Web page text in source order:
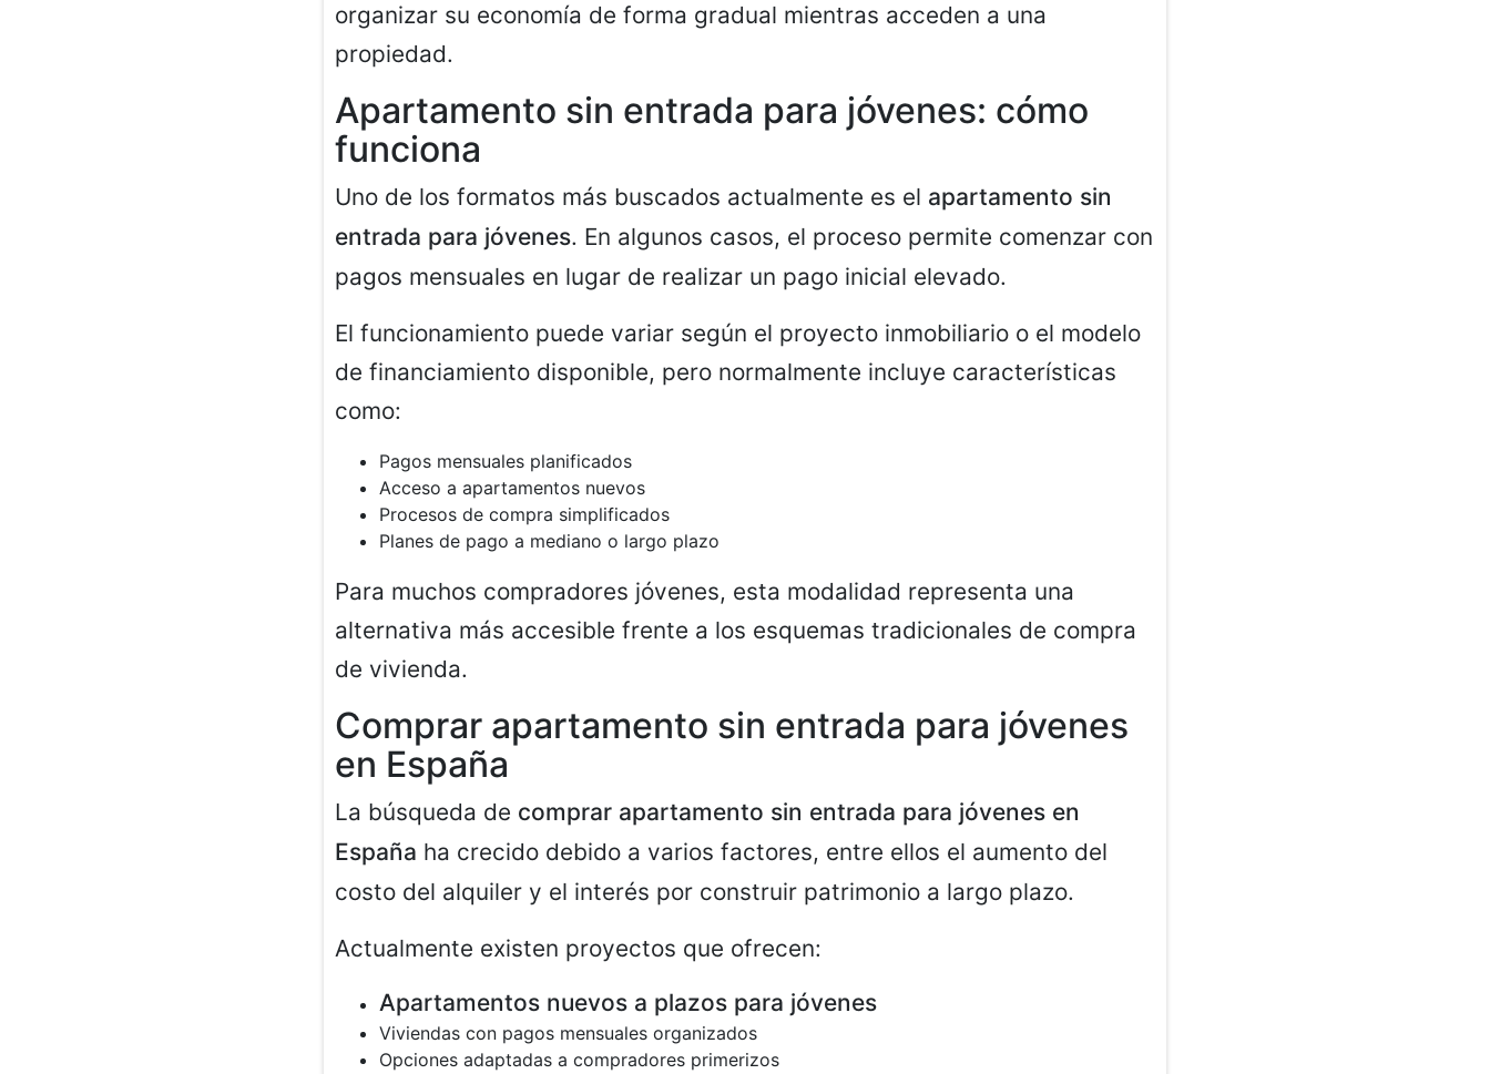
organizar su economía de forma gradual mientras acceden a una
propiedad.
Apartamento sin entrada para jóvenes: cómo
funciona
Uno de los formatos más buscados actualmente es el apartamento sin
entrada para jóvenes. En algunos casos, el proceso permite comenzar con
pagos mensuales en lugar de realizar un pago inicial elevado.
El funcionamiento puede variar según el proyecto inmobiliario o el modelo
de financiamiento disponible, pero normalmente incluye características
como:
Pagos mensuales planificados
Acceso a apartamentos nuevos
Procesos de compra simplificados
Planes de pago a mediano o largo plazo
Para muchos compradores jóvenes, esta modalidad representa una
alternativa más accesible frente a los esquemas tradicionales de compra
de vivienda.
Comprar apartamento sin entrada para jóvenes
en España
La búsqueda de comprar apartamento sin entrada para jóvenes en
España ha crecido debido a varios factores, entre ellos el aumento del
costo del alquiler y el interés por construir patrimonio a largo plazo.
Actualmente existen proyectos que ofrecen:
Apartamentos nuevos a plazos para jóvenes
Viviendas con pagos mensuales organizados
Opciones adaptadas a compradores primerizos